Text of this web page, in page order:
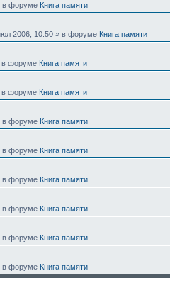
в форуме Книга памяти
2006, 10:50 » в форуме Книга памяти
в форуме Книга памяти
в форуме Книга памяти
в форуме Книга памяти
в форуме Книга памяти
в форуме Книга памяти
в форуме Книга памяти
в форуме Книга памяти
в форуме Книга памяти